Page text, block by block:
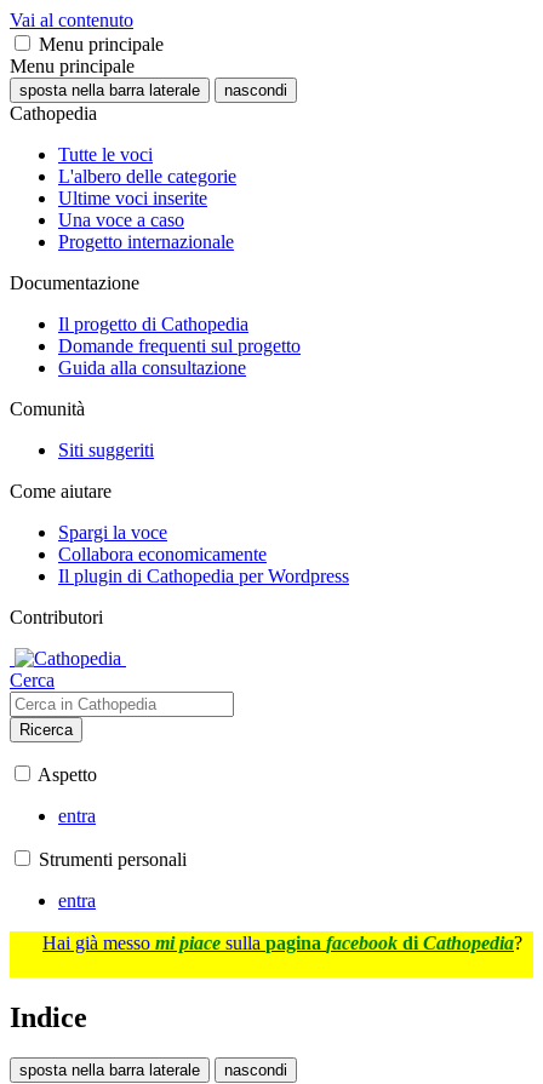
Vai al contenuto
Menu principale
Menu principale
sposta nella barra laterale nascondi
Cathopedia
Tutte le voci
L'albero delle categorie
Ultime voci inserite
Una voce a caso
Progetto internazionale
Documentazione
Il progetto di Cathopedia
Domande frequenti sul progetto
Guida alla consultazione
Comunità
Siti suggeriti
Come aiutare
Spargi la voce
Collabora economicamente
Il plugin di Cathopedia per Wordpress
Contributori
Cerca
Ricerca
Aspetto
entra
Strumenti personali
entra
Hai già messo mi piace sulla pagina facebook di Cathopedia?
Indice
sposta nella barra laterale nascondi